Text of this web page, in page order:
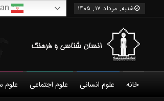
شنبه, مرداد ۱۷, ۱۴۰۵
خانه علوم انسانی علوم اجتماعی علوم